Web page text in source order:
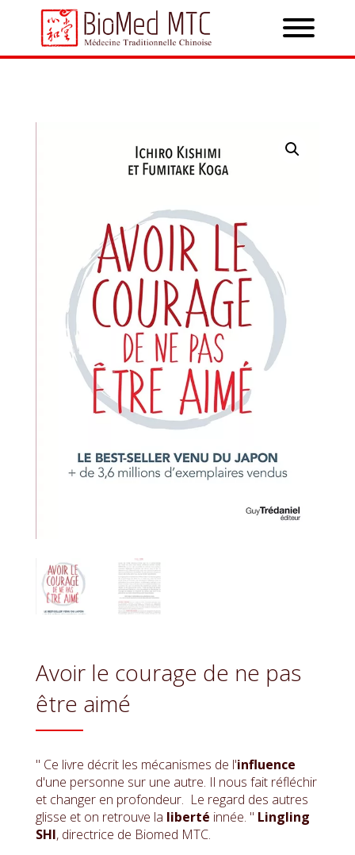
Avoir le courage de ne pas
être aimé
" Ce livre décrit les mécanismes de l'influence
d'une personne sur une autre. Il nous fait réfléchir
et changer en profondeur. Le regard des autres
glisse et on retrouve la liberté innée. " Lingling
SHI, directrice de Biomed MTC.